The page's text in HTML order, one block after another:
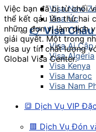
Visa New
Visa Úc
👉 Visa Châu
Visa Ai Cập
Visa Algeria
Visa Kenya
Visa Maroc
Visa Nam
🔳 Dịch Vụ VIP
🟥 Dịch Vụ Đón
Việc bạn đã bị từ chối
thể kết qảu lần thứ hai
những đơn vị làm dịch
giải quyết. Một trong
visa uy tín chất lượng
Global Visa Center.